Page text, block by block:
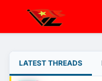
LATEST THREADS